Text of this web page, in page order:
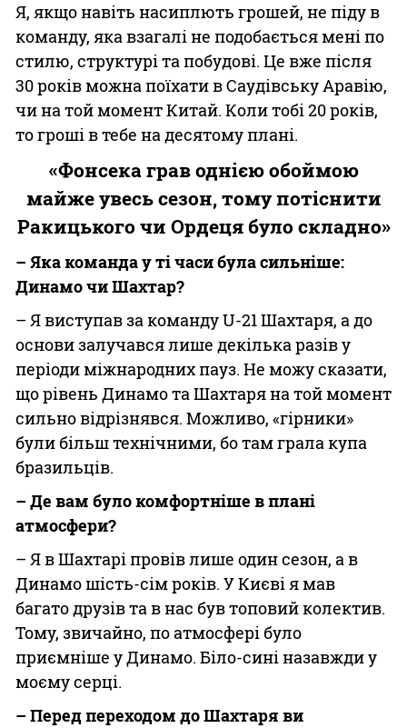
Я, якщо навіть насиплють грошей, не піду в
команду, яка взагалі не подобається мені по
стилю, структурі та побудові. Це вже після
30 років можна поїхати в Саудівську Аравію,
чи на той момент Китай. Коли тобі 20 років,
то гроші в тебе на десятому плані.
«Фонсека грав однією обоймою
майже увесь сезон, тому потіснити
Ракицького чи Ордеця було складно»
– Яка команда у ті часи була сильніше:
Динамо чи Шахтар?
– Я виступав за команду U-21 Шахтаря, а до
основи залучався лише декілька разів у
періоди міжнародних пауз. Не можу сказати,
що рівень Динамо та Шахтаря на той момент
сильно відрізнявся. Можливо, «гірники»
були більш технічними, бо там грала купа
бразильців.
– Де вам було комфортніше в плані
атмосфери?
– Я в Шахтарі провів лише один сезон, а в
Динамо шість-сім років. У Києві я мав
багато друзів та в нас був топовий колектив.
Тому, звичайно, по атмосфері було
приємніше у Динамо. Біло-сині назавжди у
моєму серці.
– Перед переходом до Шахтаря ви